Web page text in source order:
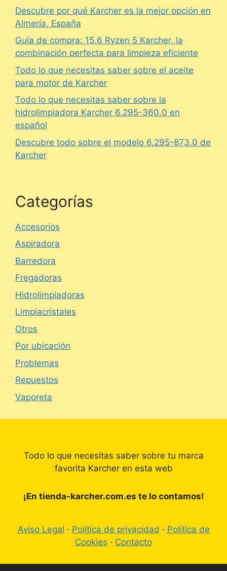
Descubre por qué Karcher es la mejor opción en
Almería, España
Guía de compra: 15.6 Ryzen 5 Karcher, la
combinación perfecta para limpieza eficiente
Todo lo que necesitas saber sobre el aceite
para motor de Karcher
Todo lo que necesitas saber sobre la
hidrolimpiadora Karcher 6.295-360.0 en
español
Descubre todo sobre el modelo 6.295-873.0 de
Karcher
Categorías
Accesorios
Aspiradora
Barredora
Fregadoras
Hidrolimpiadoras
Limpiacristales
Otros
Por ubicación
Problemas
Repuestos
Vaporeta
Todo lo que necesitas saber sobre tu marca
favorita Karcher en esta web
¡En tienda-karcher.com.es te lo contamos!
Aviso Legal · Política de privacidad · Política de
Cookies · Contacto